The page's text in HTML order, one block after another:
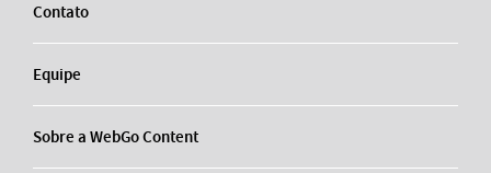
Contato
Equipe
Sobre a WebGo Content